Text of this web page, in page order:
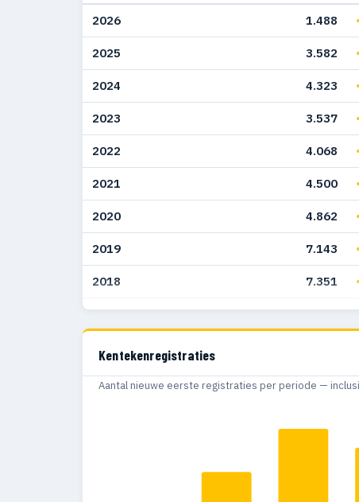
2026 1.488
2025 3.582
2024 4.323
2023 3.537
2022 4.068
2021 4.500
2020 4.862
2019 7.143
2018 7.351
2017 5.576
2015 11.476
Kentekenregistraties
Aantal nieuwe eerste registraties per periode —